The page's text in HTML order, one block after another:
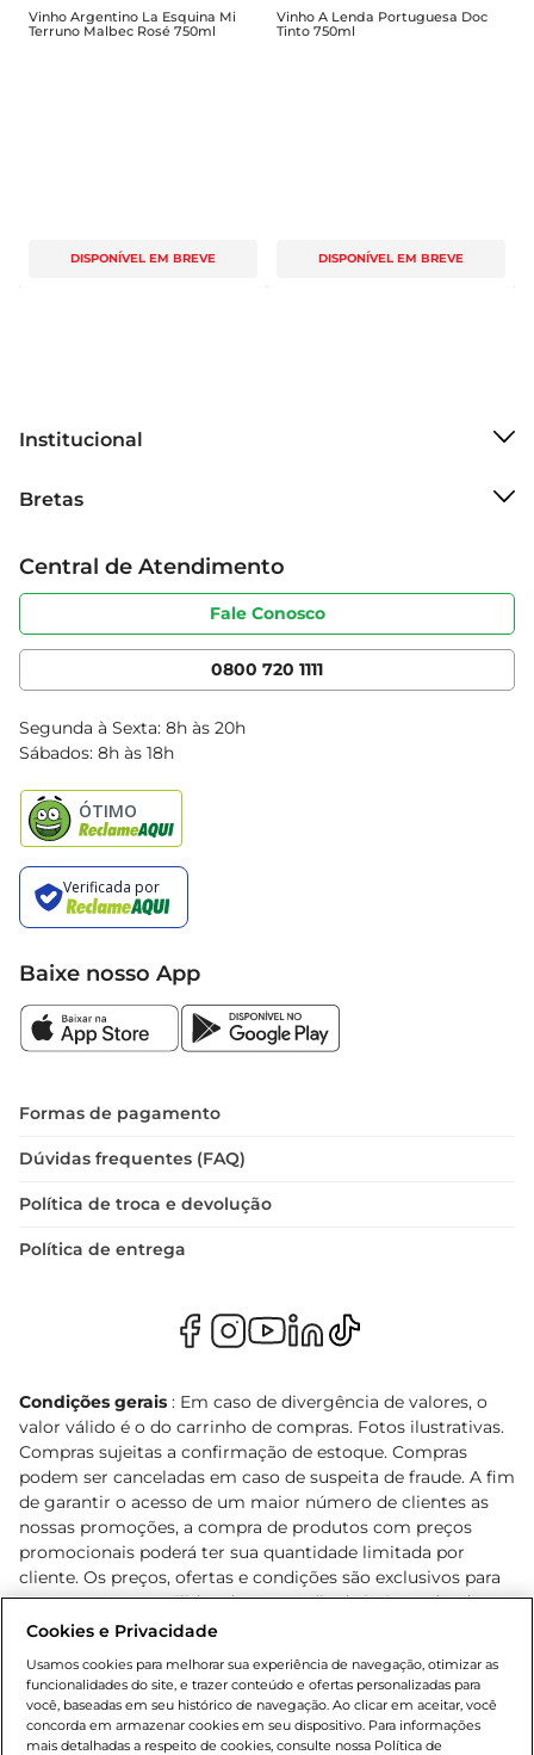
Vinho Argentino La Esquina Mi
Terruno Malbec Rosé 750ml
DISPONÍVEL EM BREVE
Vinho A Lenda Portuguesa Doc
Tinto 750ml
DISPONÍVEL EM BREVE
Institucional
Grupo Cencosud
Sobre privacidade
Portal do fornecedor
Cencosud Media
Bretas
Produtos Bretas
Código de ética
Serviços
Clube Bretas
Blog Bretas
Black Friday
Central de Atendimento
Fale Conosco
0800 720 1111
Segunda à Sexta: 8h às 20h
Sábados: 8h às 18h
Baixe nosso App
Formas de pagamento
Dúvidas frequentes (FAQ)
Política de troca e devolução
Política de entrega
Condições gerais : Em caso de divergência de valores, o
valor válido é o do carrinho de compras. Fotos ilustrativas.
Compras sujeitas a confirmação de estoque. Compras
podem ser canceladas em caso de suspeita de fraude. A fim
de garantir o acesso de um maior número de clientes as
nossas promoções, a compra de produtos com preços
promocionais poderá ter sua quantidade limitada por
cliente. Os preços, ofertas e condições são exclusivos para
o e-commerce e válidos durante o dia de hoje, podendo
sofrer alterações sem prévia notificação. Proibida a venda
Lei n.º 8069/90, art. 81, inciso II (Estatuto da Criança e do
Adolescente). Preços e condições exclusivos para o
www.bretas.com.br, podendo sofrer alterações sem aviso
Cookies e Privacidade
Usamos cookies para melhorar sua experiência de navegação, otimizar as
funcionalidades do site, e trazer conteúdo e ofertas personalizadas para
você, baseadas em seu histórico de navegação. Ao clicar em aceitar, você
concorda em armazenar cookies em seu dispositivo. Para informações
mais detalhadas a respeito de cookies, consulte nossa Política de